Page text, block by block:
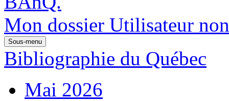
Mon dossier Utilisateur
Sous-menu
Bibliographie du Québec
Mai 2026